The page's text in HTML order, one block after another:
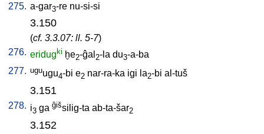
275. a-gar3-re nu-si-si
3.150
(cf. 3.3.07: ll. 5-7)
276. eridugki ḫe2-ĝal 2-la du3-a-ba
277. uguugu4-bi e2 nar-ra-ka igi la2-bi al-tuš
3.151
278. i3 ga ĝišsilig-ta ab-ta-šar2
3.152